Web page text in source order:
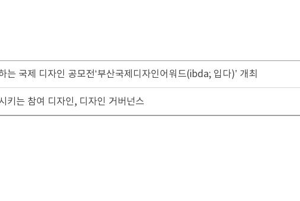
국제 디자인 공모전‘부산국제디자인어워드(ibda; 입다)’ 개최
키는 참여 디자인, 디자인 거버넌스